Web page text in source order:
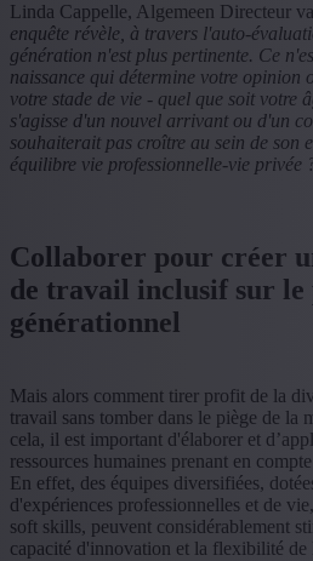
Linda Cappelle, Algemeen Directeur
enquête révèle, à travers l'auto-
génération n'est plus pertinente. Ce
naissance qui détermine votre opinion
votre stade de vie - quel que soit votre
s'agisse d'un nouvel arrivant ou d'un
souhaiterait pas croître au sein de son
équilibre vie professionnelle-vie privée
Collaborer pour créer
de travail inclusif sur le
générationnel
Mais alors comment tirer profit de la
travail sans tomber dans le piège de la
cela, il est important d'élaborer et
ressources humaines prenant en
En effet, des équipes diversifiées,
d'expériences professionnelles et de
soft skills, peuvent considérablement
capacité d'innovation et la flexibilité de